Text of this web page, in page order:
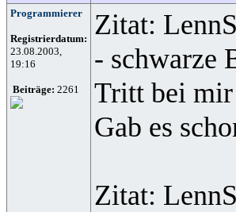
Programmierer
Registrierdatum:
23.08.2003,
19:16
Beiträge: 2261
Zitat:
- schwarze
Tritt bei mir
Gab es
Zitat: